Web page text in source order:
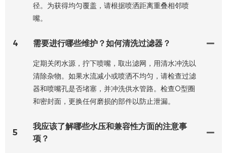
径。为获得均匀覆盖，请根据喷洒距离重叠相邻喷
嘴。
4 需要进行哪些维护？如何清洗过滤器？
定期关闭水源，拧下喷嘴，取出滤网，用清水冲洗以
清除杂物。如果水流减小或喷洒不均匀，请检查过滤
器和喷嘴孔是否堵塞，并冲洗供水管路。检查O型圈
和密封面，更换任何磨损的部件以防止泄漏。
5
我应该了解哪些水压和兼容性方面的注意事
项？